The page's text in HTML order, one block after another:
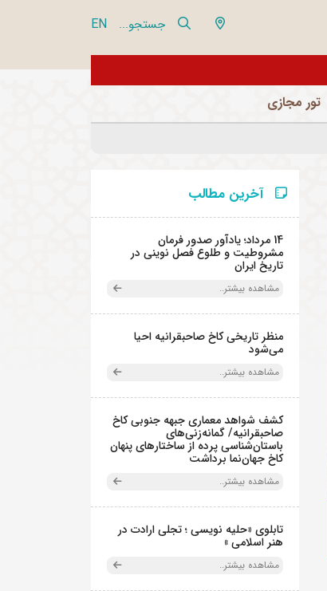
جستجو... EN
تور مجازی
آخرین مطالب
14 مرداد؛ یادآور صدور فرمان
مشروطیت و طلوع فصل نوینی در
تاریخ ایران
مشاهده بیشتر..
منظر تاریخی کاخ صاحبقرانیه احیا
می‌شود
مشاهده بیشتر..
کشف شواهد معماری جبهه جنوبی کاخ
صاحبقرانیه/ گمانه‌زنی‌های
باستان‌شناسی پرده از ساختارهای پنهان
کاخ جهان‌نما برداشت
مشاهده بیشتر..
تابلوی «حلیه نویسی ؛ تجلی ارادت در
هنر اسلامی »
مشاهده بیشتر..